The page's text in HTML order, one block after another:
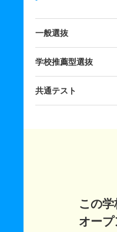
一般選抜
学校推薦型選抜
共通テスト
この
オープ